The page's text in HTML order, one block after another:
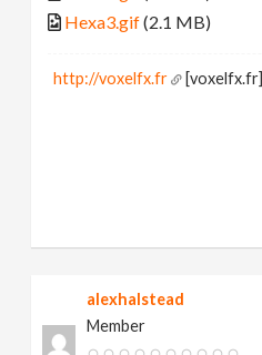
Hexa3.gif(2.1 MB)
http://voxelfx.fr [voxelfx.fr]
alexhalstead
Member